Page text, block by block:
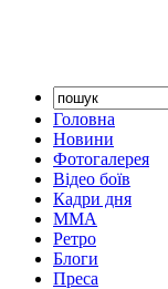
Головна
Новини
Фотогалерея
Відео боїв
Кадри дня
ММА
Ретро
Блоги
Преса